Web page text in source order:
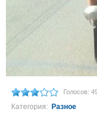
Голосов:
Категория: Разное